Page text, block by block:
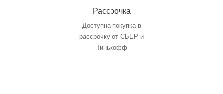
Рассрочка
Доступна покупка в
рассрочку от СБЕР и
Тинькофф